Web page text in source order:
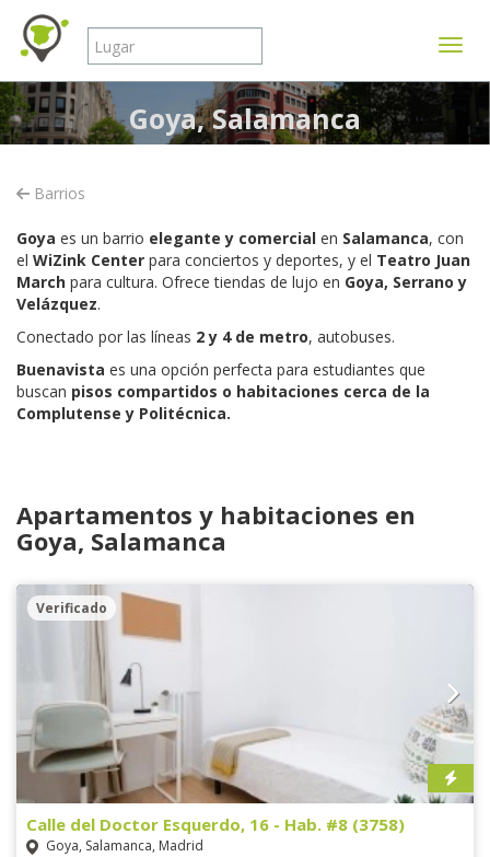
Goya, Salamanca
Barrios
Goya es un barrio elegante y comercial en Salamanca, con
el WiZink Center para conciertos y deportes, y el Teatro Juan
March para cultura. Ofrece tiendas de lujo en Goya, Serrano y
Velázquez.
Conectado por las líneas 2 y 4 de metro, autobuses.
Buenavista es una opción perfecta para estudiantes que
buscan pisos compartidos o habitaciones cerca de la
Complutense y Politécnica.
Apartamentos y habitaciones en
Goya, Salamanca
Verificado
Calle del Doctor Esquerdo, 16 - Hab. #8 (3758)
Goya, Salamanca, Madrid